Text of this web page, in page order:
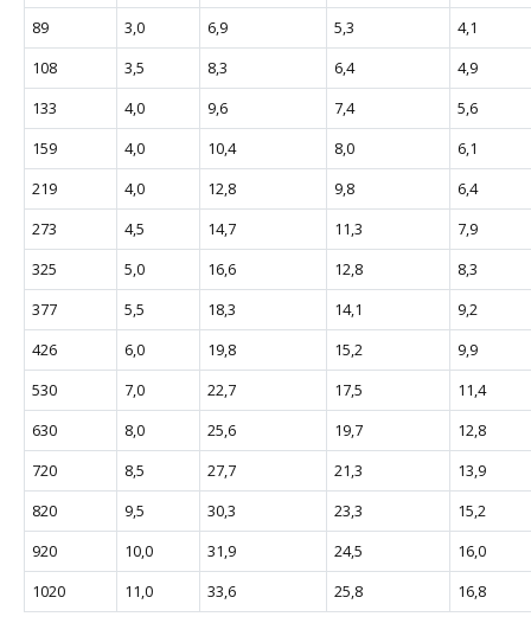
89
3,0 6,9 5,3
4,1
108
3,5 8,3 6,4
4,9
133
4,0 9,6 7,4
5,6
159
4,0 10,4 8,0
6,1
219
4,0 12,8 9,8
6,4
273
4,5 14,7 11,3
7,9
325
5,0 16,6 12,8
8,3
377
5,5 18,3 14,1
9,2
426
6,0 19,8 15,2
9,9
530
7,0 22,7 17,5
11,4
630
8,0 25,6 19,7
12,8
720
8,5 27,7 21,3
13,9
820
9,5 30,3 23,3
15,2
920
10,0 31,9 24,5
16,0
1020
11,0 33,6 25,8 16,8